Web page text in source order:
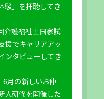
験」を拝聴してき
介護福祉士国家試
援でキャリアアッ
ンタビューしてき
6月の新しいお仲
人研修を開催した